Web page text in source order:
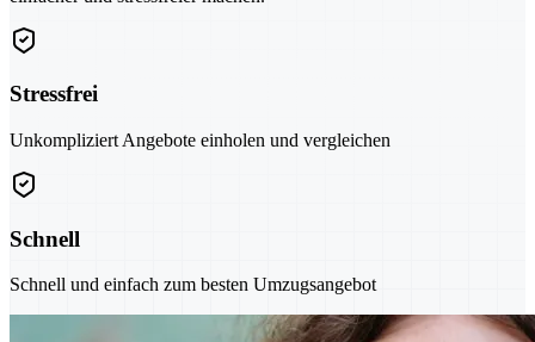
Stressfrei
Unkompliziert Angebote einholen und vergleichen
Schnell
Schnell und einfach zum besten Umzugsangebot